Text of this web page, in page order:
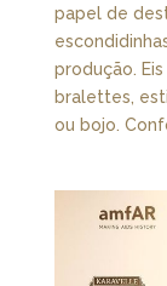
papel de
produção.
bralettes,
ou bojo.